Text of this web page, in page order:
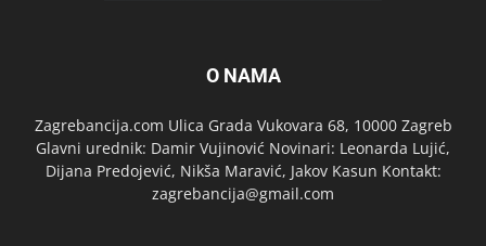
O NAMA
Zagrebancija.com Ulica Grada Vukovara 68, 10000 Zagreb
Glavni urednik: Damir Vujinović Novinari: Leonarda Lujić,
Dijana Predojević, Nikša Maravić, Jakov Kasun Kontakt:
zagrebancija@gmail.com